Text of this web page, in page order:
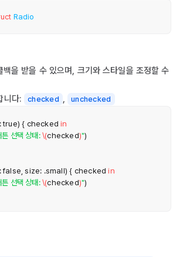
Radio
을 받을 수 있으며, 크기와 스타일을 조정할 수
니다:
checked , unchecked
: true) { checked in
튼 선택 상태: \(checked)")
: false size: .small) { checked in
튼 선택 상태: \(checked)")